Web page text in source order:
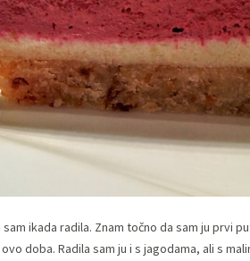
ikada radila. Znam točno da sam ju prvi
doba. Radila sam ju i s jagodama, ali s